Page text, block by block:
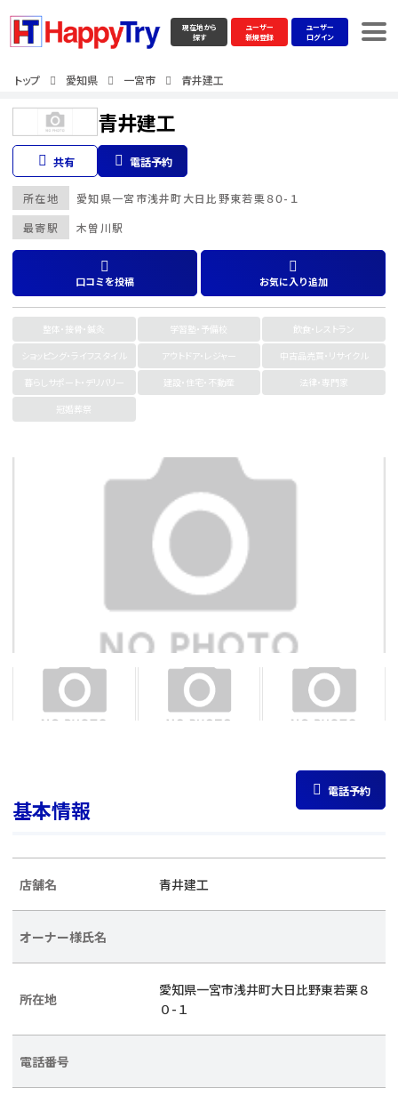
現在地から
探す
ユーザー
新規登録
ユーザー
ログイン
トップ 愛知県 一宮市 青井建工
青井建工
共有 電話予約
最寄駅 木曽川駅
所在地 愛知県一宮市浅井町大日比野東若栗８０-１
口コミを投稿 お気に入り追加
整体・接骨・鍼灸 学習塾・予備校
飲食・レストラン
ショッピング・ライフスタイル
アウトドア・レジャー
中古品売買・リサイクル
暮らしサポート・デリバリー
建設・住宅・不動産
法律・専門家
冠婚葬祭
電話予約
基本情報
店舗名 青井建工
オーナー様氏名
所在地
愛知県一宮市浅井町大日比野東若栗８
０-１
電話番号